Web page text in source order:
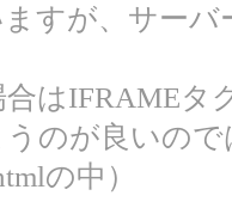
すが、サー
はIFRAMEタ
のが良いの
の中）